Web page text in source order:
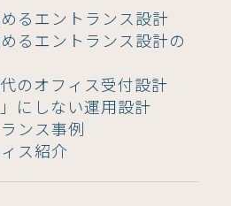
るエントランス設計
るエントランス設計の
のオフィス受付設計
にしない運用設計
ンス事例
ス紹介